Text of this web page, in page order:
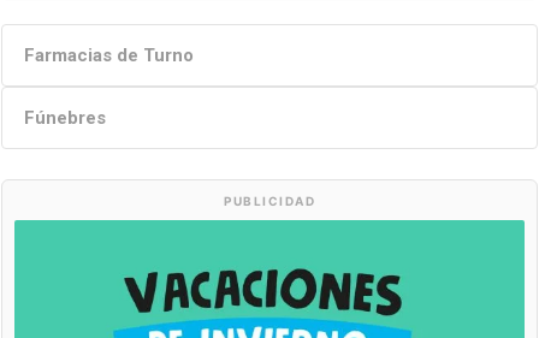
Farmacias de Turno
Fúnebres
PUBLICIDAD